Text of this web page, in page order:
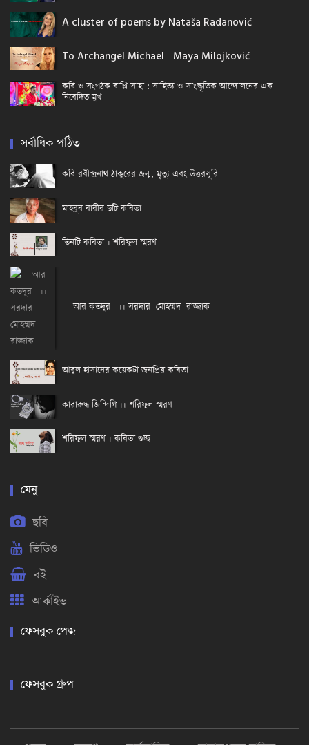
A cluster of poems by Nataša Radanović
To Archangel Michael - Maya Milojković
কবি ও সংগঠক বাপ্পি সাহা : সাহিত্য ও সাংস্কৃতিক আন্দোলনের এক
নিবেদিত মুখ
সর্বাধিক পঠিত
কবি রবীন্দ্রনাথ ঠাকুরের জন্ম, মৃত্যু এবং উত্তরসূরি
মাহবুব বারীর দুটি কবিতা
তিনটি কবিতা । শরিফুল স্মরণ
আর কতদূর ।। সরদার মোহম্মদ রাজ্জাক
আবুল হাসানের কয়েকটা জনপ্রিয় কবিতা
কারারুদ্ধ জিন্দিগি ।। শরিফুল স্মরণ
শরিফুল স্মরণ । কবিতা গুচ্ছ
মেনু
ছবি
ভিডিও
বই
আর্কাইভ
ফেসবুক পেজ
ফেসবুক গ্রুপ